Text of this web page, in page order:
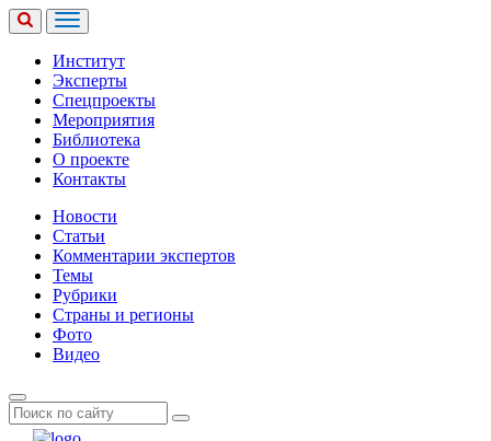
Институт
Эксперты
Спецпроекты
Мероприятия
Библиотека
О проекте
Контакты
Новости
Статьи
Комментарии экспертов
Темы
Рубрики
Страны и регионы
Фото
Видео